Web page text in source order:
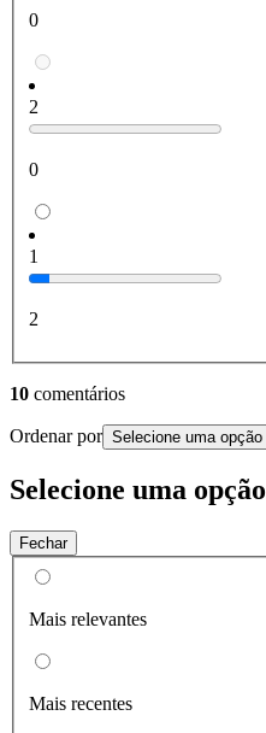
0
2
0
1
2
10 comentários
Ordenar por Selecione uma opção
Selecione uma opção
Fechar
Mais relevantes
Mais recentes